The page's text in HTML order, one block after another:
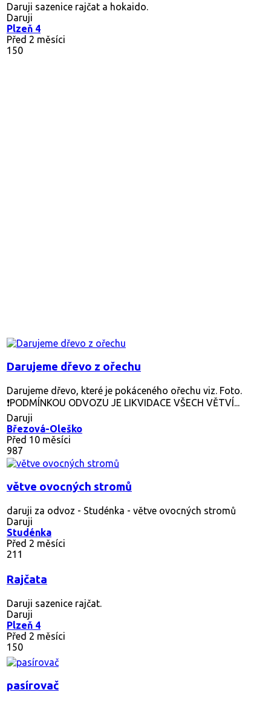
Daruji sazenice rajčat a hokaido.
Daruji
Plzeň 4
Před 2 měsíci
150
Darujeme dřevo z ořechu
Darujeme dřevo, které je pokáceného ořechu viz. Foto.
❗️PODMÍNKOU ODVOZU JE LIKVIDACE VŠECH VĚTVÍ...
Daruji
Březová-Oleško
Před 10 měsíci
987
větve ovocných stromů
daruji za odvoz - Studénka - větve ovocných stromů
Daruji
Studénka
Před 2 měsíci
211
Rajčata
Daruji sazenice rajčat.
Daruji
Plzeň 4
Před 2 měsíci
150
pasírovač